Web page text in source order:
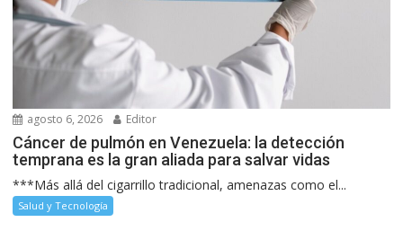
agosto 6, 2026 Editor
Cáncer de pulmón en Venezuela: la detección
temprana es la gran aliada para salvar vidas
***Más allá del cigarrillo tradicional, amenazas como el...
Salud y Tecnología